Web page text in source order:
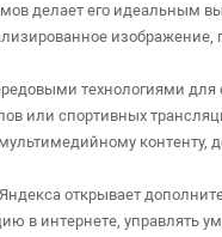
делает его идеальным
технологиями
или спортивных
контенту,
открывает
в интернете, управлять